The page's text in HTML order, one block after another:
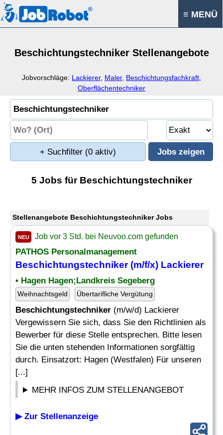
≡ MENÜ
Beschichtungstechniker Stellenangebote
Jobvorschläge: Lackierer, Maler, Beschichtungsfachkraft
Oberflächentechniker
+ Suchfilter (0 aktiv)
5 Jobs für Beschichtungstechniker
Stellenangebote Beschichtungstechniker Jobs
NEU Job vor 3 Std. bei Neuvoo.com gefunden
PATHOS Personalmanagement
Beschichtungstechniker(m/f/x) Lackierer
• Hagen Hagen;Landkreis Segeberg
Weihnachtsgeld Übertarifliche Vergütung
Beschichtungstechniker (m/w/d) Lackierer
Vergewissern Sie sich, dass Sie den Richtlinien als
Bewerber für diese Stelle entsprechen. Bitte lesen
Sie die unten stehenden Informationen sorgfältig
durch. Einsatzort: Hagen (Westfalen) Für unseren
[...]
MEHR INFOS ZUM STELLENANGEBOT
▶ Zur Stellenanzeige